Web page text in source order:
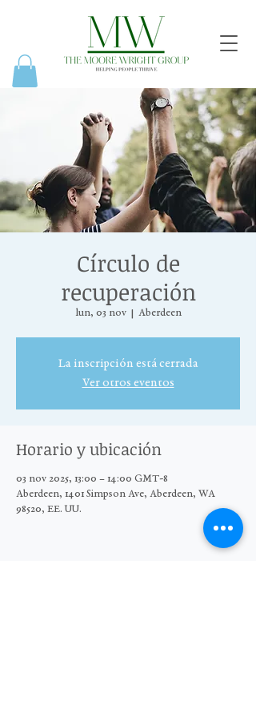
Círculo de
recuperación
lun, 03 nov
  |
Aberdeen
La inscripción está cerrada
Ver otros eventos
Horario y ubicación
03 nov 2025, 13:00 – 14:00 GMT-8
Aberdeen, 1401 Simpson Ave, Aberdeen, WA
98520, EE. UU.